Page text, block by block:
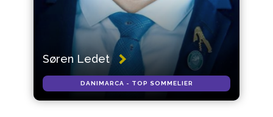
Søren Ledet
DANIMARCA - TOP SOMMELIER